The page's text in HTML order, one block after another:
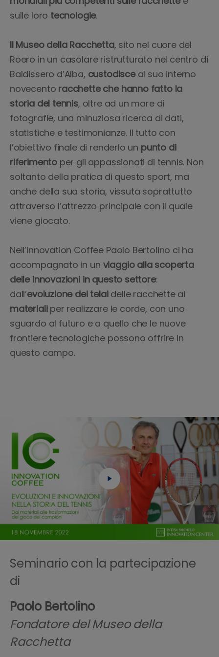
sulle loro tecnologie.
Il Museo della Racchetta, sito nel cuore del
Roero in un casolare ristrutturato nel centro di
Baldissero d’Alba, custodisceal suo interno
novecento racchette che hanno fatto la
storia del tennis, oltre ad un mare di
fotografie, una minuziosa ricerca di dati,
statistiche e testimonianze. Il tutto con
l’obiettivo finale di renderlo un punto di
riferimento per gli appassionati di tennis. Non
soltanto della pratica di questo sport, ma
anche della sua storia, vissuta soprattutto
attraverso l’attrezzo principale con il quale
viene giocato.
Nell’Innovation Coffee Paolo Bertolino ci ha
accompagnato in un viaggio alla scoperta
delle innovazioni in questo settore:
dall’evoluzione dei telaidelle racchette ai
materiali per realizzare le corde, con uno
sguardo al futuro e a quello che le nuove
frontiere tecnologiche possono offrire in
questo campo.
Seminario con la partecipazione
di
Paolo Bertolino
Fondatore del Museo della
Racchetta